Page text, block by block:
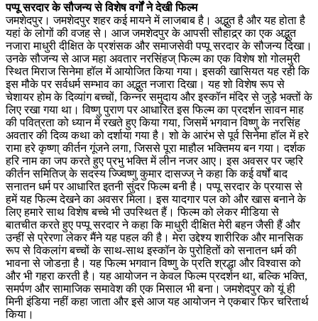
पप्पू सरदार के सौजन्य से विशेष वर्गों ने देखी फिल्म
जमशेदपुर। जमशेदपुर शहर कई मायने में लाजबाब है। अद्भुत है और यह होता है
यहां के लोगों की वजह से। आज जमशेदपुर के आपसी सौहाद्र्र का एक अद्भुत
नजारा माधुरी दीक्षित के प्रशंसक और समाजसेवी पप्पू सरदार के सौजन्य दिखा।
उनके सौजन्य से आज महा अवतार नरसिंहज् फिल्म का एक विशेष शो गोलमुरी
स्थित मिराज सिनेमा हॉल में आयोजित किया गया। इसकी खासियत यह रही कि
इस मौके पर सर्वधर्म सम्भाव का अद्भुत नजारा दिखा। यह शो विशेष रूप से
चेशायर होम के दिव्यांग बच्चों, किन्नर समुदाय और इस्कॉन मंदिर से जुड़ेे भक्तों के
लिए रखा गया था। विष्णु पुराण पर आधारित इस फिल्म का प्रदर्शन सावन माह
की पवित्रता को ध्यान में रखते हुए किया गया, जिसमें भगवान विष्णु के नरसिंह
अवतार की दिव्य कथा को दर्शाया गया है। शो के आरंभ से पूर्व सिनेमा हॉल में हरे
रामा हरे कृष्णा् कीर्तन गूंजने लगा, जिससे पूरा माहौल भक्तिमय बन गया। दर्शक
हरि नाम का जप करते हुए प्रभु भक्ति में लीन नजर आए। इस अवसर पर ज्हरि
कीर्तन समितिज् के सदस्य ज्ज्विष्णु कुमार दासज्ज् ने कहा कि कई वर्षों बाद
सनातन धर्म पर आधारित इतनी सुंदर फिल्म बनी है। पप्पू सरदार के प्रयास से
हमें यह फिल्म देखने का अवसर मिला। इस यादगार पल को और खास बनाने के
लिए हमारे साथ विशेष बच्चे भी उपस्थित हैं। फिल्म को लेकर मीडिया से
बातचीत करते हुए पप्पू सरदार ने कहा कि माधुरी दीक्षित मेरी बहन जैसी हैं और
उन्हीं से प्रेरणा लेकर मैंने यह पहल की है। मेरा उद्देश्य शारीरिक और मानसिक
रूप से विकलांग बच्चों के साथ-साथ इस्कॉन के पुरोहितों को सनातन धर्म की
भावना से जोडऩा है। यह फिल्म भगवान विष्णु के प्रति श्रद्धा और विश्वास को
और भी गहरा करती है। यह आयोजन न केवल फिल्म प्रदर्शन था, बल्कि भक्ति,
समर्पण और सामाजिक समावेश की एक मिसाल भी बना। जमशेदपुर को यूं ही
मिनी इंडिया नहीं कहा जाता और इसे आज यह आयोजन ने एकबार फिर चरितार्थ
किया।